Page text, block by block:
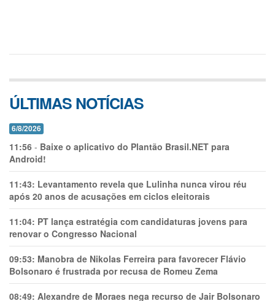
ÚLTIMAS NOTÍCIAS
6/8/2026
11:56 - Baixe o aplicativo do Plantão Brasil.NET para
Android!
11:43: Levantamento revela que Lulinha nunca virou réu
após 20 anos de acusações em ciclos eleitorais
11:04: PT lança estratégia com candidaturas jovens para
renovar o Congresso Nacional
09:53: Manobra de Nikolas Ferreira para favorecer Flávio
Bolsonaro é frustrada por recusa de Romeu Zema
08:49: Alexandre de Moraes nega recurso de Jair Bolsonaro